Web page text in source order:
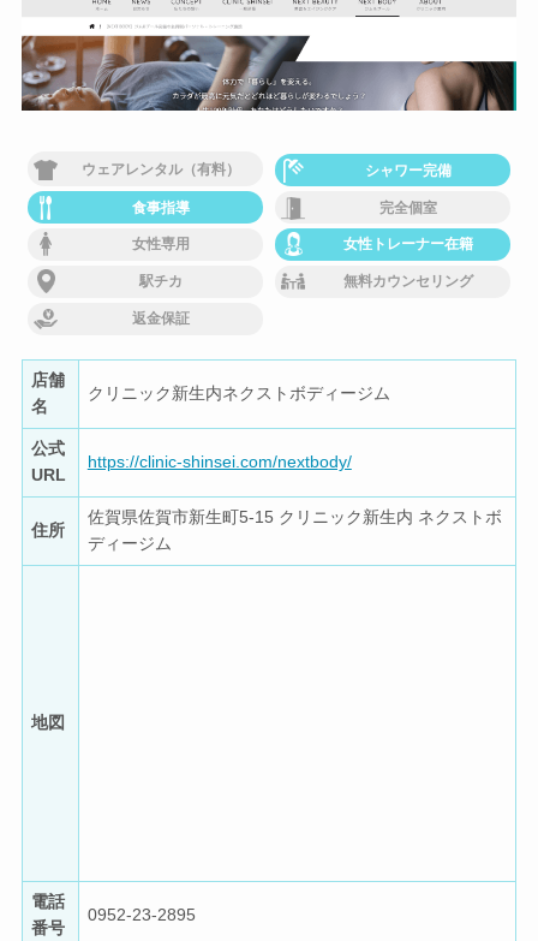
ウェアレンタル（有料） シャワー完備
食事指導 完全個室
女性専用 女性トレーナー在籍
駅チカ 無料カウンセリング
返金保証
店舗
名
クリニック新生内ネクストボディージム
公式
URL
https://clinic-shinsei.com/nextbody/
住所
佐賀県佐賀市新生町5-15 クリニック新生内 ネクストボ
ディージム
地図
電話
番号
0952-23-2895